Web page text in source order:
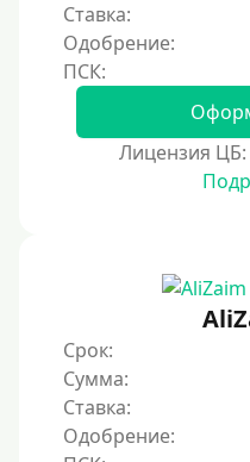
Ставка:
Одобрение:
Лицензия ЦБ:
Срок:
Сумма:
Ставка:
Одобрение: